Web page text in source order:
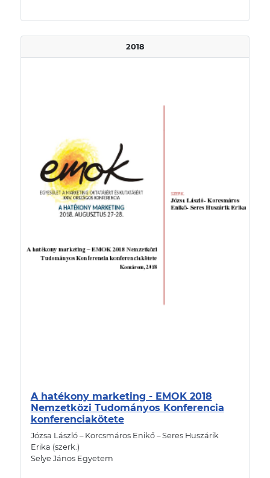
2018
A hatékony marketing - EMOK 2018
Nemzetközi Tudományos Konferencia
konferenciakötete
Józsa László – Korcsmáros Enikő – Seres Huszárik
Erika (szerk.)
Selye János Egyetem